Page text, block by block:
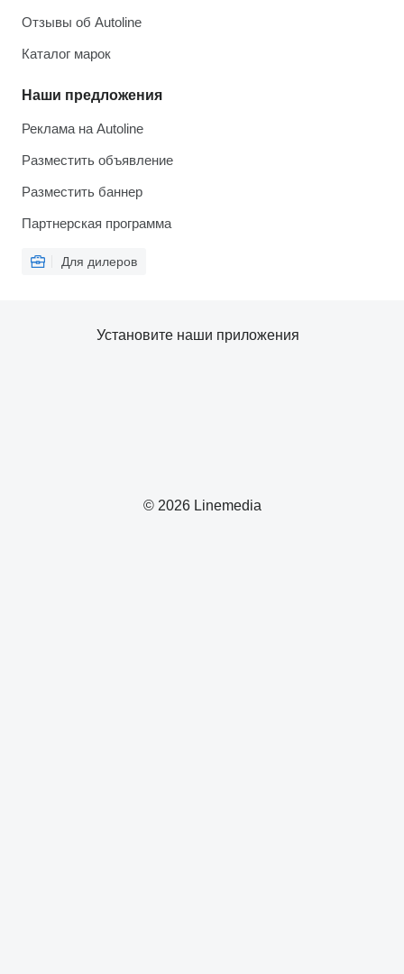
Отзывы об Autoline
Каталог марок
Наши предложения
Реклама на Autoline
Разместить объявление
Разместить баннер
Партнерская программа
Для дилеров
© 2026 Linemedia
Установите наши приложения